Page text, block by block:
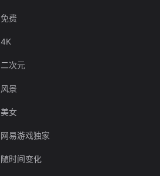
免费
4K
二次元
风景
美女
网易游戏独家
随时间变化